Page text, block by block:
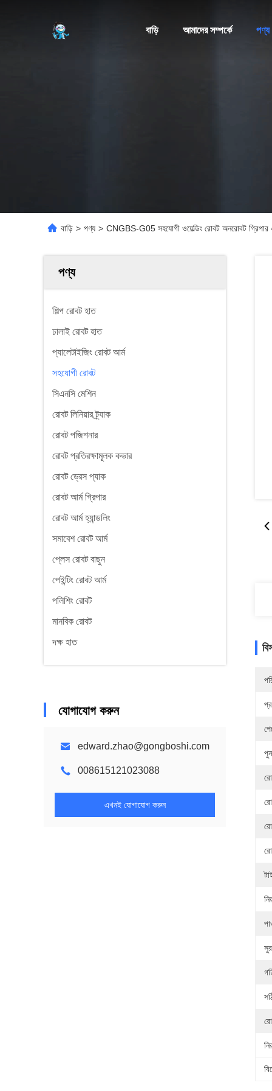
বাড়ি আমাদের সম্পর্কে পণ্য
বাড়ি > পণ্য > CNGBS-G05 সহযোগী ওয়েল্ডিং রোবট অনরোবট গ্রিপার
পণ্য
শিল্প রোবট হাত
ঢালাই রোবট হাত
প্যালেটাইজিং রোবট আর্ম
সহযোগী রোবট
সিএনসি মেশিন
রোবট লিনিয়ার ট্র্যাক
রোবট পজিশনার
রোবট প্রতিরক্ষামূলক কভার
রোবট ড্রেস প্যাক
রোবট আর্ম গ্রিপার
রোবট আর্ম হ্যান্ডলিং
সমাবেশ রোবট আর্ম
প্লেস রোবট বাছুন
পেইন্টিং রোবট আর্ম
পলিশিং রোবট
মানবিক রোবট
দক্ষ হাত
যোগাযোগ করুন
edward.zhao@gongboshi.com
008615121023088
এখনই যোগাযোগ করুন